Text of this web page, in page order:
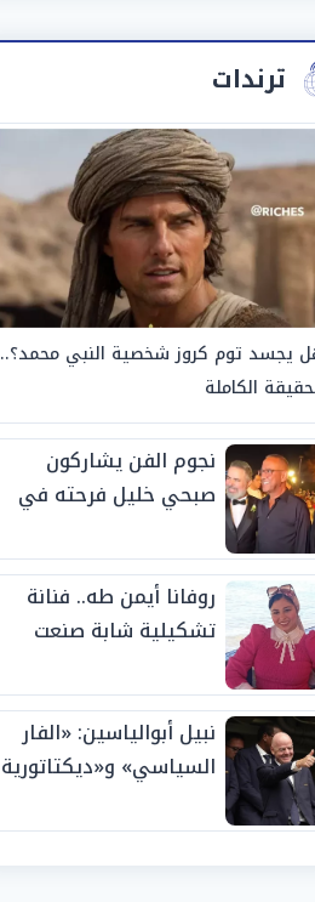
ترندات
يجسد توم كروز شخصية النبي محمد؟..
الكاملة
نجوم الفن يشاركون
صبحي خليل فرحته في
روفانا أيمن طه.. فنانة
تشكيلية شابة صنعت
الجوائز منذ الصغر
نبيل أبوالياسين: «الفار
السياسي» و«ديكتاتورية
الفيفا».. وإقالة